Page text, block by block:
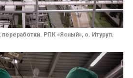
переработки. РПК «Ясный», о. Итуруп.